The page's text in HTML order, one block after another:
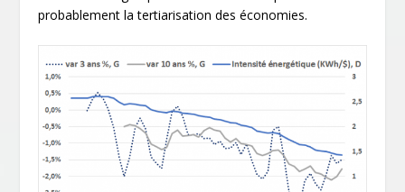
probablement la tertiarisation des économies.